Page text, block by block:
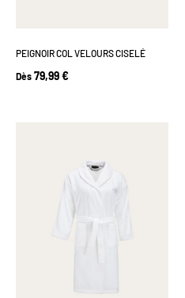
PEIGNOIR COL VELOURS CISELÉ
Dès 79,99 €